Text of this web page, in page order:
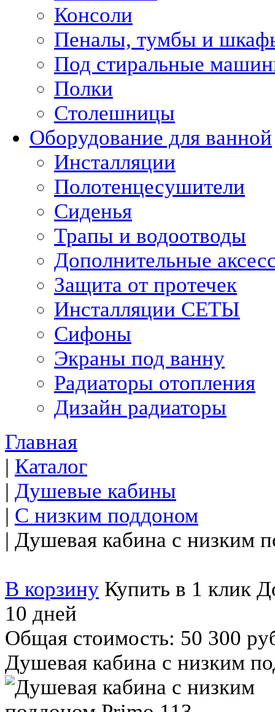
Консоли
Пеналы, тумбы и
Под стиральные
Полки
Столешницы
Оборудование для ванной
Инсталляции
Полотенцесушители
Сиденья
Трапы и водоотводы
Дополнительные
Защита от протечек
Инсталляции СЕТЫ
Сифоны
Экраны под ванну
Радиаторы отопления
Дизайн радиаторы
Главная
| Каталог
| Душевые кабины
| С низким поддоном
| Душевая кабина с низким
В корзину Купить в 1 клик
10 дней
Общая стоимость: 50 300
Душевая кабина с низким